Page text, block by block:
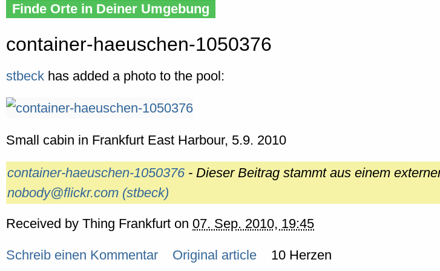
Finde Orte in Deiner Umgebung
container-haeuschen-1050376
stbeck has added a photo to the pool:
Small cabin in Frankfurt East Harbour, 5.9. 2010
container-haeuschen-1050376 - Dieser Beitrag stammt aus einem
nobody@flickr.com (stbeck)
Received by Thing Frankfurt on 07. Sep. 2010, 19:45
Schreib einen Kommentar Original article 10 Herzen